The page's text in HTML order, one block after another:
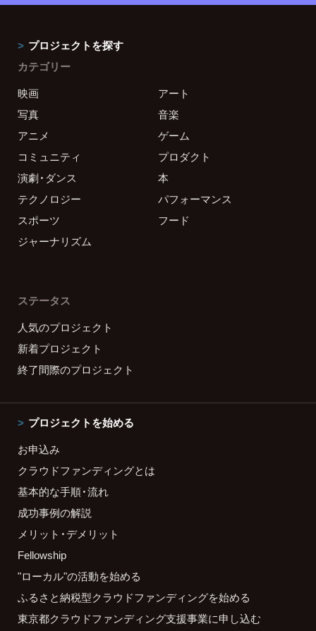
プロジェクトを探す
カテゴリー
映画
アート
写真
音楽
アニメ
ゲーム
コミュニティ
プロダクト
演劇・ダンス
本
テクノロジー
パフォーマンス
スポーツ
フード
ジャーナリズム
ステータス
人気のプロジェクト
新着プロジェクト
終了間際のプロジェクト
プロジェクトを始める
お申込み
クラウドファンディングとは
基本的な手順・流れ
成功事例の解説
メリット・デメリット
Fellowship
"ローカル"の活動を始める
ふるさと納税型クラウドファンディングを始める
東京都クラウドファンディング支援事業に申し込む